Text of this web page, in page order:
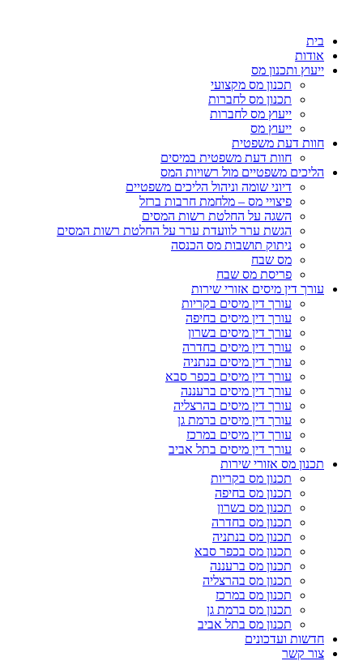
בית
אודות
ייעוץ ותכנון מס
תכנון מס מקצועי
תכנון מס לחברות
ייעוץ מס לחברות
ייעוץ מס
חוות דעת משפטית
חוות דעת משפטית במיסים
הליכים משפטיים מול רשויות המס
דיוני שומה וניהול הליכים משפטיים
פיצויי מס – מלחמת חרבות ברזל
השגה על החלטת רשות המסים
הגשת ערר לוועדת ערר על החלטת רשות המסים
ניתוק תושבות מס הכנסה
מס שבח
פריסת מס שבח
עורך דין מיסים אזורי שירות
עורך דין מיסים בקריות
עורך דין מיסים בחיפה
עורך דין מיסים בשרון
עורך דין מיסים בחדרה
עורך דין מיסים בנתניה
עורך דין מיסים בכפר סבא
עורך דין מיסים ברעננה
עורך דין מיסים בהרצליה
עורך דין מיסים ברמת גן
עורך דין מיסים במרכז
עורך דין מיסים בתל אביב
תכנון מס אזורי שירות
תכנון מס בקריות
תכנון מס בחיפה
תכנון מס בשרון
תכנון מס בחדרה
תכנון מס בנתניה
תכנון מס בכפר סבא
תכנון מס ברעננה
תכנון מס בהרצליה
תכנון מס במרכז
תכנון מס ברמת גן
תכנון מס בתל אביב
חדשות ועדכונים
צור קשר